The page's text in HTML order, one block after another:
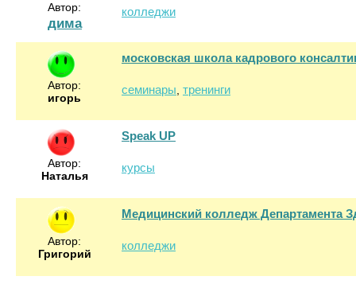
Автор:
дима
колледжи
Автор:
игорь
московская школа кадрового
семинары тренинги
Автор:
Наталья
Speak UP
курсы
Автор:
Григорий
Медицинский колледж Департамента
колледжи